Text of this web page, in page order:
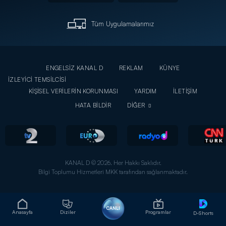
Anasayfa Diziler
CANLI
Programlar D-Shorts
Tüm Uygulamalarımız
ENGELSİZ KANAL D REKLAM
KÜNYE
İZLEYİCİ TEMSİLCİSİ
KİŞİSEL VERİLERİN KORUNMASI
YARDIM
İLETİŞİM
HATA BİLDİR
DİĞER
KANAL D © 2026. Her Hakkı Saklıdır.
Bilgi Toplumu Hizmetleri MKK tarafından sağlanmaktadır.